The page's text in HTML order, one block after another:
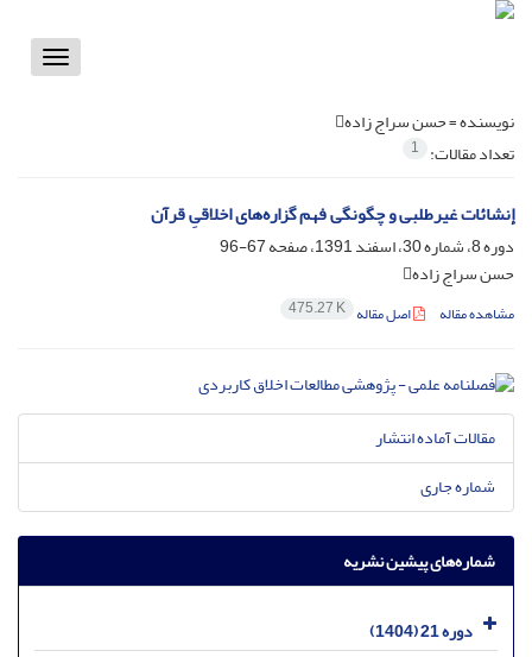
Toggle
نویسنده =حسن سراج زاده
تعداد مقالات: 1
إنشائات غیرطلبی و چگونگی فهم گزاره‌های اخلاقیِ قرآن
دوره 8، شماره 30، اسفند 1391، صفحه
67-96
حسن سراج زاده
مشاهده مقاله اصل مقاله 475.27 K
مقالات آماده انتشار
شماره جاری
شماره‌های پیشین نشریه
دوره 21 (1404)